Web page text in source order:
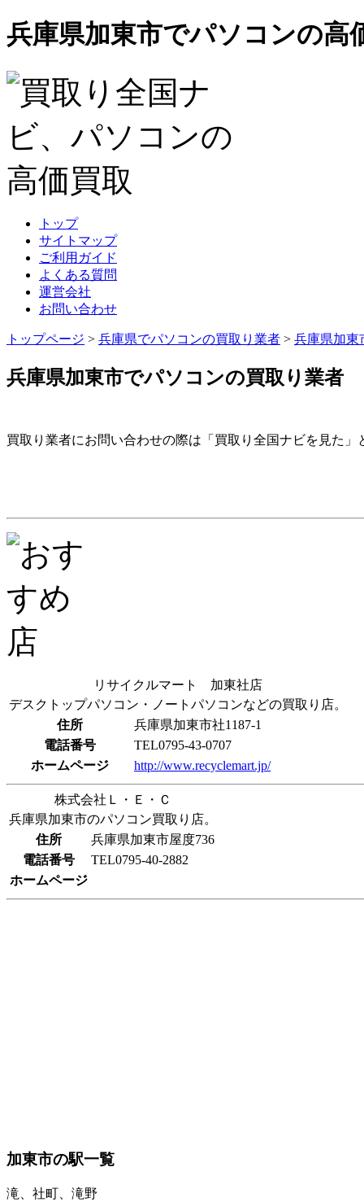
兵庫県加東市でパソコンの高
トップ
サイトマップ
ご利用ガイド
よくある質問
運営会社
お問い合わせ
トップページ > 兵庫県でパソコンの買取り業者 > 兵庫県加東
兵庫県加東市でパソコンの買取り業者
買取り業者にお問い合わせの際は「買取り全国ナビを見た」
リサイクルマート 加東社店
デスクトップパソコン・ノートパソコンなどの買取り店。
住所
兵庫県加東市社1187-1
電話番号
TEL0795-43-0707
ホームページ
http://www.recyclemart.jp/
株式会社Ｌ・Ｅ・Ｃ
兵庫県加東市のパソコン買取り店。
住所
兵庫県加東市屋度736
電話番号
TEL0795-40-2882
ホームページ
加東市の駅一覧
滝、社町、滝野